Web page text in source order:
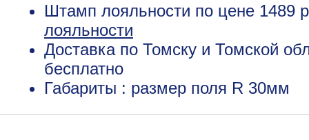
Штамп лояльности по цене 1489
лояльности
Доставка по Томску и Томской
бесплатно
Габариты : размер поля R 30мм